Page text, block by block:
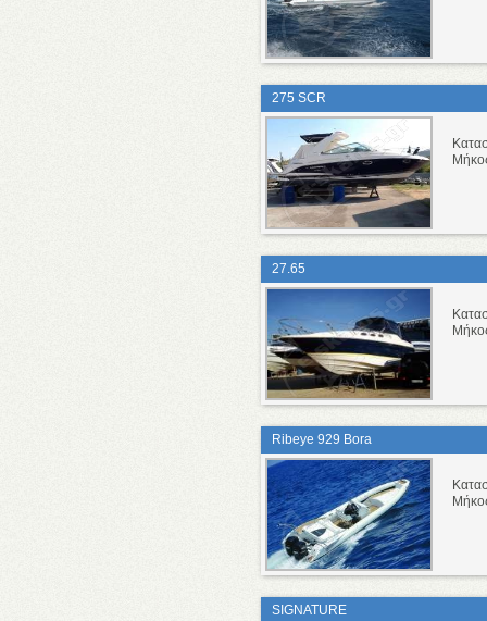
275 SCR
27.65
Ribeye 929 Bora
SIGNATURE